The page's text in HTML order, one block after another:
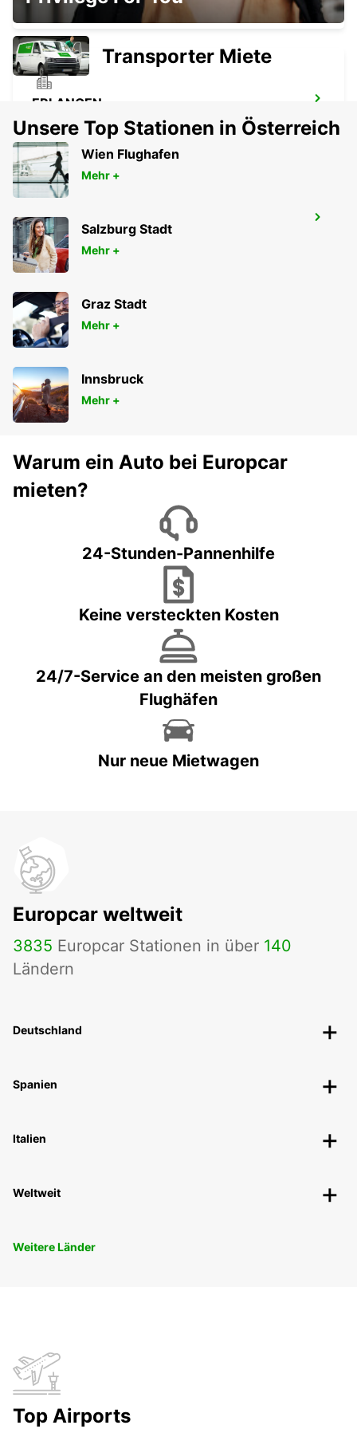
ERLANGEN
ERLANGEN - GERMANY
HANAU
HANAU - GERMANY
Transporter Miete
Unsere Top Stationen in Österreich
Wien Flughafen
Mehr +
Salzburg Stadt
Mehr +
Graz Stadt
Mehr +
Innsbruck
Mehr +
Warum ein Auto bei Europcar
mieten?
24-Stunden-Pannenhilfe
Keine versteckten Kosten
24/7-Service an den meisten großen
Flughäfen
Nur neue Mietwagen
Europcar weltweit
3835 Europcar Stationen in über 140
Ländern
Deutschland
Spanien
Italien
Weltweit
Weitere Länder
Top Airports